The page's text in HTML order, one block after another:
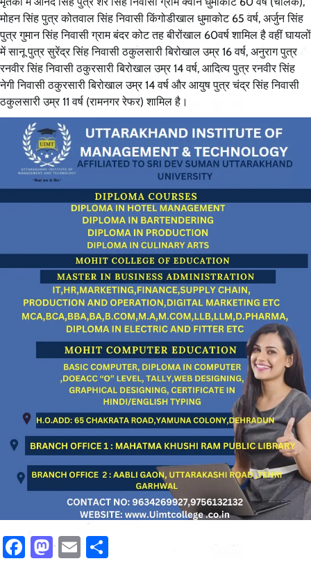
मोहन सिंह पुत्र कोतवाल सिंह निवासी किंगोडीखाल धुमाकोट 65 वर्ष, अर्जुन सिंह
पुत्र गुमान सिंह निवासी ग्राम बंदर कोट तह बीरोंखाल 60वर्ष शामिल है वहीं घायलों
में सानू पुत्र सुरेंद्र सिंह निवासी ठकुलसारी बिरोखाल उम्र 16 वर्ष, अनुराग पुत्र
रनवीर सिंह निवासी ठकुरसारी बिरोखाल उम्र 14 वर्ष, आदित्य पुत्र रनवीर सिंह
नेगी निवासी ठकुरसारी बिरोखाल उम्र 14 वर्ष और आयुष पुत्र चंद्र सिंह निवासी
ठकुलसारी उम्र 11 वर्ष (रामनगर रेफर) शामिल है।
Facebook
Mastodon
Email